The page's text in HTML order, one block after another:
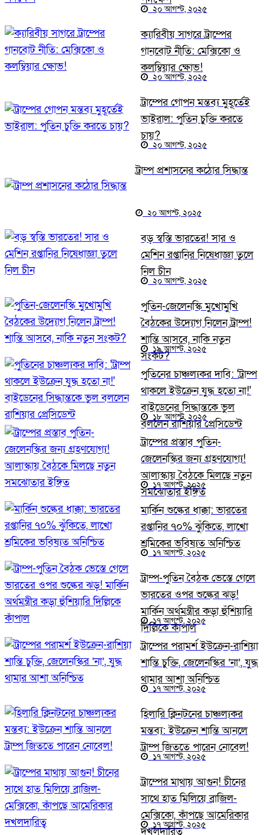
২০ আগস্ট, ২০২৫
ক্যারিবীয় সাগরে ট্রাম্পের
গানবোট নীতি: মেক্সিকো ও
কলম্বিয়ার ক্ষোভ!
২০ আগস্ট, ২০২৫
ট্রাম্পের গোপন মন্তব্য মুহূর্তেই
ভাইরাল: পুতিন চুক্তি করতে
চায়?
২০ আগস্ট, ২০২৫
ট্রাম্প প্রশাসনের কঠোর সিদ্ধান্ত
২০ আগস্ট, ২০২৫
বড় স্বস্তি ভারতের! সার ও
মেশিন রপ্তানির নিষেধাজ্ঞা তুলে
নিল চীন
২০ আগস্ট, ২০২৫
পুতিন-জেলেনস্কি মুখোমুখি
বৈঠকের উদ্যোগ নিলেন ট্রাম্প!
শান্তি আসবে, নাকি নতুন
সংকট?
১৯ আগস্ট, ২০২৫
পুতিনের চাঞ্চল্যকর দাবি: 'ট্রাম্প
থাকলে ইউক্রেন যুদ্ধ হতো না!'
বাইডেনের সিদ্ধান্তকে ভুল
বললেন রাশিয়ার প্রেসিডেন্ট
১৮ আগস্ট, ২০২৫
ট্রাম্পের প্রস্তাব পুতিন-
জেলেনস্কির জন্য গ্রহণযোগ্য!
আলাস্কায় বৈঠকে মিলছে নতুন
সমঝোতার ইঙ্গিত
১৭ আগস্ট, ২০২৫
মার্কিন শুল্কের ধাক্কা: ভারতের
রপ্তানির ৭০% ঝুঁকিতে, লাখো
শ্রমিকের ভবিষ্যত অনিশ্চিত
১৭ আগস্ট, ২০২৫
ট্রাম্প-পুতিন বৈঠক ভেস্তে গেলে
ভারতের ওপর শুল্কের ঝড়!
মার্কিন অর্থমন্ত্রীর কড়া হুঁশিয়ারি
দিল্লিকে কাঁপাল
১৭ আগস্ট, ২০২৫
ট্রাম্পের পরামর্শ ইউক্রেন-রাশিয়া
শান্তি চুক্তি, জেলেনস্কির ‘না’, যুদ্ধ
থামার আশা অনিশ্চিত
১৭ আগস্ট, ২০২৫
হিলারি ক্লিনটনের চাঞ্চল্যকর
মন্তব্য: ইউক্রেন শান্তি আনলে
ট্রাম্প জিততে পারেন নোবেল!
১৭ আগস্ট, ২০২৫
ট্রাম্পের মাথায় আগুন! চীনের
সাথে হাত মিলিয়ে ব্রাজিল-
মেক্সিকো, কাঁপছে আমেরিকার
দখলদারিত্ব
১৭ আগস্ট, ২০২৫